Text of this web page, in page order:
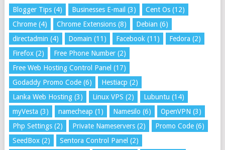
Blogger Tips(4) Businesses E-mail (3) Cent Os(12)
Chrome(4) Chrome Extensions(8) Debian (6)
directadmin (4) Domain (11) Facebook (11) Fedora (2)
Firefox(2) Free Phone Number(2)
Free Web Hosting Control Panel (17)
Godaddy Promo Code(6) Hestiacp (2)
Lanka Web Hosting(3) Linux VPS (2) Lubuntu (14)
myVesta (3) namecheap (1) Namesilo (6) OpenVPN (3)
Php Settings(2) Private Nameservers(2) Promo Code(6)
SeedBox(2) Sentora Control Panel (2)